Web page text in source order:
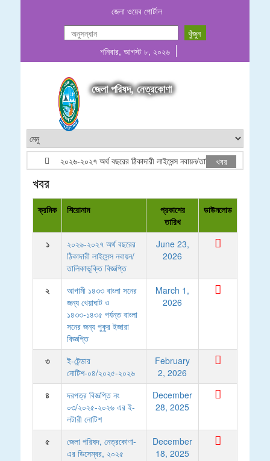
জেলা ওয়েব পোর্টাল
শনিবার, আগস্ট ৮, ২০২৬
জেলা পরিষদ, নেত্রকোণা
২০২৬-২০২৭ অর্থ বছরের ঠিকাদারী লাইসেন্স নবায়ন/তালিকাভূক্তি বিজ্ঞপ্তি
খবর
খবর
ক্রমিক শিরোনাম
প্রকাশের
তারিখ
ডাউনলোড
১
২০২৬-২০২৭ অর্থ বছরের
ঠিকাদারী লাইসেন্স নবায়ন/
তালিকাভূক্তি বিজ্ঞপ্তি
June 23,
2026
২
আগামী ১৪৩৩ বাংলা সনের
জন্য খেয়াঘাট ও
১৪৩৩-১৪৩৫ পর্যন্ত বাংলা
সনের জন্য পুকুর ইজারা
বিজ্ঞপ্তি
March 1,
2026
৩
ই-টেন্ডার
নোটিশ-০৪/২০২৫-২০২৬
February
2, 2026
৪
দরপত্র বিজ্ঞপ্তি নং
০৩/২০২৫-২০২৬ এর ই-
লটারী নোটিশ
December
28, 2025
৫
জেলা পরিষদ, নেত্রকোণা-
এর ডিসেম্বর, ২০২৫
December
18, 2025